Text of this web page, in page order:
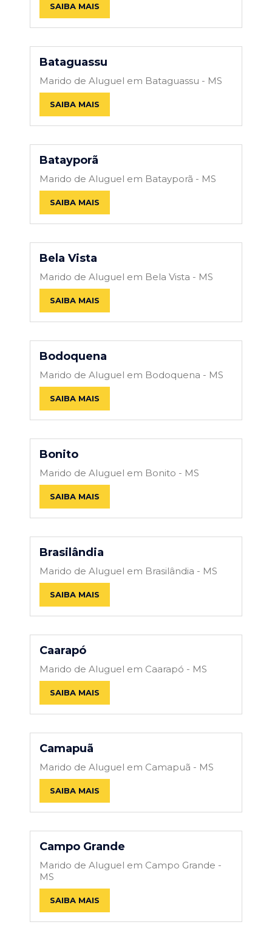
SAIBA MAIS
Bataguassu
Marido de Aluguel em Bataguassu - MS
SAIBA MAIS
Batayporã
Marido de Aluguel em Batayporã - MS
SAIBA MAIS
Bela Vista
Marido de Aluguel em Bela Vista - MS
SAIBA MAIS
Bodoquena
Marido de Aluguel em Bodoquena - MS
SAIBA MAIS
Bonito
Marido de Aluguel em Bonito - MS
SAIBA MAIS
Brasilândia
Marido de Aluguel em Brasilândia - MS
SAIBA MAIS
Caarapó
Marido de Aluguel em Caarapó - MS
SAIBA MAIS
Camapuã
Marido de Aluguel em Camapuã - MS
SAIBA MAIS
Campo Grande
Marido de Aluguel em Campo Grande -
MS
SAIBA MAIS